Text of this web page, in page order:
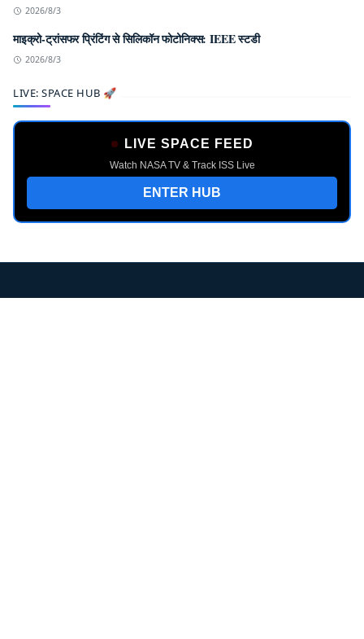
2026/8/3
माइक्रो-ट्रांसफर प्रिंटिंग से सिलिकॉन फोटोनिक्स: IEEE स्टडी
2026/8/3
LIVE: SPACE HUB 🚀
LIVE SPACE FEED
Watch NASA TV & Track ISS Live
ENTER HUB